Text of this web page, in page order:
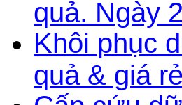
quả. Ngày
Khôi phục
quả & giá